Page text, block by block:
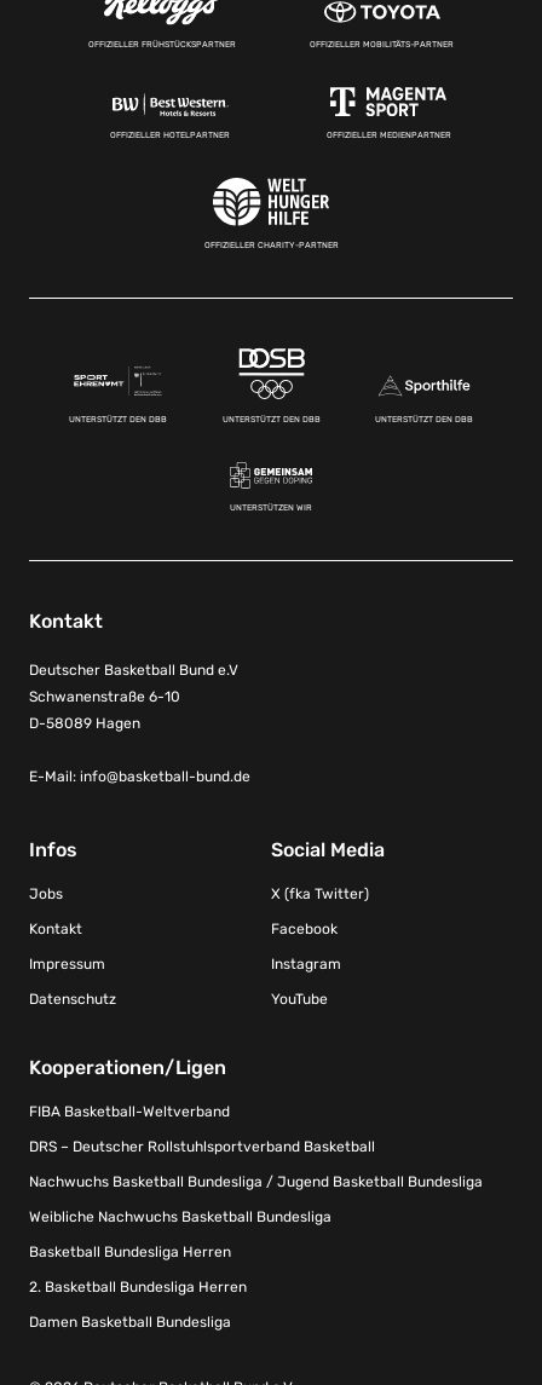
OFFIZIELLER FRÜHSTÜCKSPARTNER OFFIZIELLER MOBILITÄTS-PARTNER
OFFIZIELLER HOTELPARTNER OFFIZIELLER MEDIENPARTNER
OFFIZIELLER CHARITY-PARTNER
UNTERSTÜTZT DEN DBB UNTERSTÜTZT DEN DBB UNTERSTÜTZT DEN DBB
UNTERSTÜTZEN WIR
Kontakt
Deutscher Basketball Bund e.V
Schwanenstraße 6-10
D-58089 Hagen
E-Mail: info@basketball-bund.de
Infos
Jobs
Kontakt
Impressum
Datenschutz
Social Media
X (fka Twitter)
Facebook
Instagram
YouTube
Kooperationen/Ligen
FIBA Basketball-Weltverband
DRS – Deutscher Rollstuhlsportverband Basketball
Nachwuchs Basketball Bundesliga / Jugend Basketball Bundesliga
Weibliche Nachwuchs Basketball Bundesliga
Basketball Bundesliga Herren
2. Basketball Bundesliga Herren
Damen Basketball Bundesliga